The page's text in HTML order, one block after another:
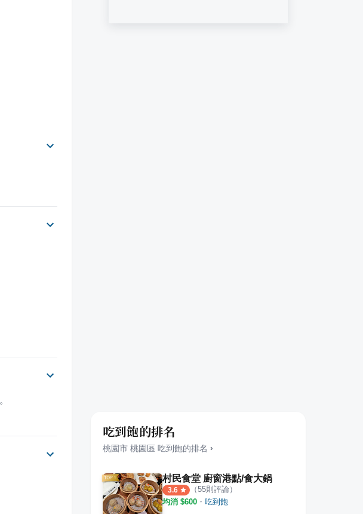
吃到飽的排名
桃園市 桃園區 吃到飽的排名 ›
村民食堂 廚窗港點/食大鍋
3.6 （55則評論）
均消 $600 ・ 吃到飽